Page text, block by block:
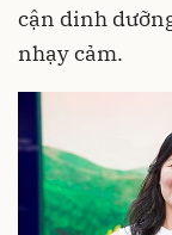
cận dinh
nhạy cảm.